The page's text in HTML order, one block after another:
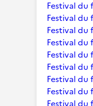
Festival du
Festival du
Festival du
Festival du
Festival du
Festival du
Festival du
Festival du
Festival du